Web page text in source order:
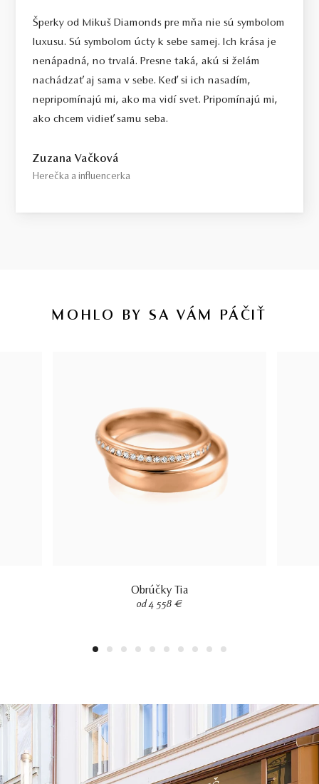
Šperky od Mikuš Diamonds pre mňa nie sú symbolom
luxusu. Sú symbolom úcty k sebe samej. Ich krása je
nenápadná, no trvalá. Presne taká, akú si želám
nachádzať aj sama v sebe. Keď si ich nasadím,
nepripomínajú mi, ako ma vidí svet. Pripomínajú mi,
ako chcem vidieť samu seba.
Zuzana Vačková
Herečka a influencerka
MOHLO BY SA VÁM PÁČIŤ
Obrúčky Tia
od 4 558 €
1 2 3 4 5 6 7 8 9 10